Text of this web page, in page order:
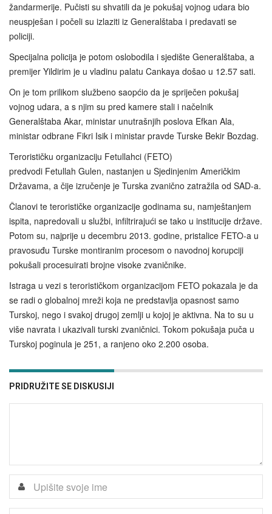
žandarmerije. Pučisti su shvatili da je pokušaj vojnog udara bio
neuspješan i počeli su izlaziti iz Generalštaba i predavati se
policiji.
Specijalna policija je potom oslobodila i sjedište Generalštaba, a
premijer Yildirim je u vladinu palatu Cankaya došao u 12.57 sati.
On je tom prilikom službeno saopćio da je spriječen pokušaj
vojnog udara, a s njim su pred kamere stali i načelnik
Generalštaba Akar, ministar unutrašnjih poslova Efkan Ala,
ministar odbrane Fikri Isik i ministar pravde Turske Bekir Bozdag.
Terorističku organizaciju Fetullahci (FETO)
predvodi Fetullah Gulen, nastanjen u Sjedinjenim Američkim
Državama, a čije izručenje je Turska zvanično zatražila od SAD-a.
Članovi te terorističke organizacije godinama su, namještanjem
ispita, napredovali u službi, infiltrirajući se tako u institucije države.
Potom su, najprije u decembru 2013. godine, pristalice FETO-a u
pravosuđu Turske montiranim procesom o navodnoj korupciji
pokušali procesuirati brojne visoke zvaničnike.
Istraga u vezi s terorističkom organizacijom FETO pokazala je da
se radi o globalnoj mreži koja ne predstavlja opasnost samo
Turskoj, nego i svakoj drugoj zemlji u kojoj je aktivna. Na to su u
više navrata i ukazivali turski zvaničnici. Tokom pokušaja puča u
Turskoj poginula je 251, a ranjeno oko 2.200 osoba.
PRIDRUŽITE SE DISKUSIJI